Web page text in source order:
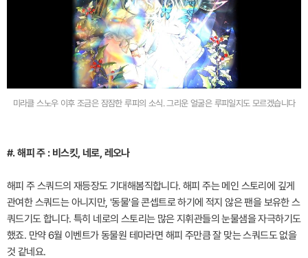
미라클 스노우 이후 조금은 잠잠한 루피의 소식. 그리운 얼굴은 루피일지도 모르겠습니다
#. 해피 주 : 비스킷, 네로, 레오나
해피 주 스쿼드의 재등장도 기대해봄직합니다. 해피 주는 메인 스토리에 깊게
관여한 스쿼드는 아니지만, '동물'을 콘셉트로 하기에 적지 않은 팬을 보유한 스
쿼드기도 합니다. 특히 네로의 스토리는 많은 지휘관들의 눈물샘을 자극하기도
했죠. 만약 6월 이벤트가 동물원 테마라면 해피 주만큼 잘 맞는 스쿼드도 없을
것 같네요.